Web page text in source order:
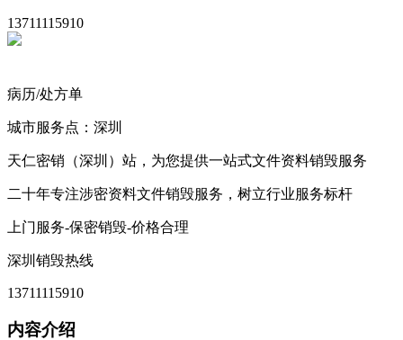
13711115910
病历/处方单
城市服务点：深圳
天仁密销（深圳）站，为您提供一站式文件资料销毁服务
二十年专注涉密资料文件销毁服务，树立行业服务标杆
上门服务-保密销毁-价格合理
深圳销毁热线
13711115910
内容介绍